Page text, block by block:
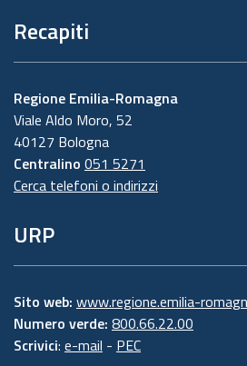
Recapiti
Regione Emilia-Romagna
Viale Aldo Moro, 52
40127 Bologna
Centralino 051 5271
Cerca telefoni o indirizzi
URP
Sito web: www.regione.emilia-
Numero verde: 800.66.22.00
Scrivici: e-mail - PEC